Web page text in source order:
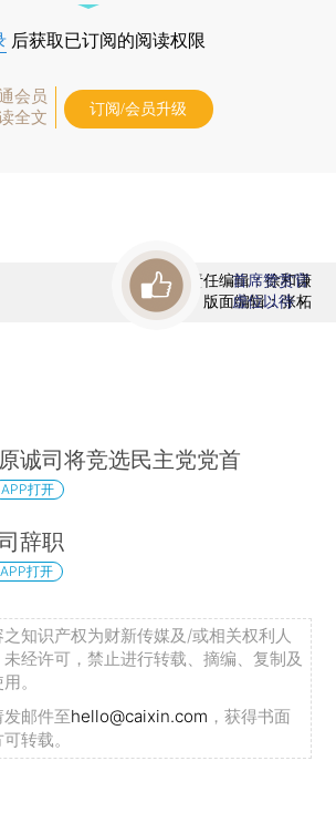
后获取已订阅的阅读权限
会员
全文
订阅/会员升级
责任编辑：徐和谦
版面编辑：张柘
首席赞赏官
虚位以待
诚司将竞选民主党党首
APP打开
辞职
APP打开
知识产权为财新传媒及/或相关权利人
经许可，禁止进行转载、摘编、复制及
。
邮件至hello@caixin.com ，获得书面
转载。